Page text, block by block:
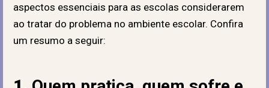
aspectos essenciais para as escolas considerarem
ao tratar do problema no ambiente escolar. Confira
um resumo a seguir: